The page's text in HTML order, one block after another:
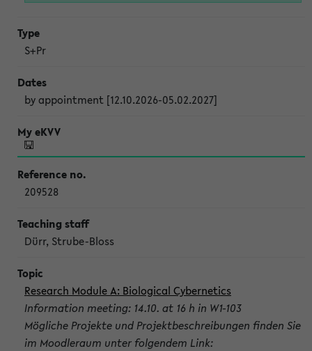
S+Pr
by appointment [12.10.2026-05.02.2027]
209528
Dürr, Strube-Bloss
Research Module A: Biological Cybernetics
Information meeting: 14.10. at 16 h in W1-103
Mögliche Projekte und Projektbeschreibungen finden Sie
im Moodleraum unter folgendem Link: